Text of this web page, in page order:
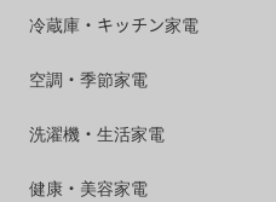
冷蔵庫・キッチン家電
空調・季節家電
洗濯機・生活家電
健康・美容家電